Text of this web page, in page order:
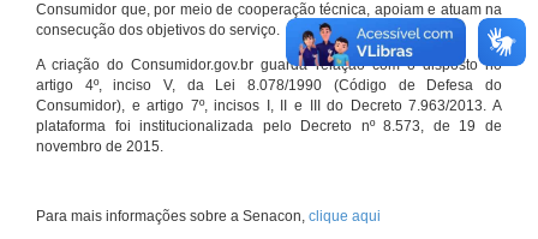
Consumidor que, por meio de cooperação técnica, apoiam e atuam na
consecução dos objetivos do serviço.
A criação do Consumidor.gov.br guarda relação com o disposto no
artigo 4º, inciso V, da Lei 8.078/1990 (Código de Defesa do
Consumidor), e artigo 7º, incisos I, II e III do Decreto 7.963/2013. A
plataforma foi institucionalizada pelo Decreto nº 8.573, de 19 de
novembro de 2015.
Para mais informações sobre a Senacon, clique aqui